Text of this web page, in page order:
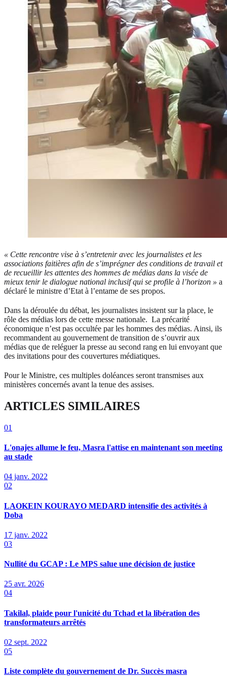
« Cette rencontre vise à s’entretenir avec les journalistes et les
associations faitières afin de s’imprégner des conditions de travail et
de recueillir les attentes des hommes de médias dans la visée de
mieux tenir le dialogue national inclusif qui se profile à l’horizon » a
déclaré le ministre d’Etat à l’entame de ses propos.
Dans la déroulée du débat, les journalistes insistent sur la place, le
rôle des médias lors de cette messe nationale. La précarité
économique n’est pas occultée par les hommes des médias. Ainsi, ils
recommandent au gouvernement de transition de s’ouvrir aux
médias que de reléguer la presse au second rang en lui envoyant que
des invitations pour des couvertures médiatiques.
Pour le Ministre, ces multiples doléances seront transmises aux
ministères concernés avant la tenue des assises.
ARTICLES SIMILAIRES
01
L'onajes allume le feu, Masra l'attise en maintenant son meeting
au stade
04 janv. 2022
02
LAOKEIN KOURAYO MEDARD intensifie des activités à
Doba
17 janv. 2022
03
Nullité du GCAP : Le MPS salue une décision de justice
25 avr. 2026
04
Takilal, plaide pour l'unicité du Tchad et la libération des
transformateurs arrêtés
02 sept. 2022
05
Liste complète du gouvernement de Dr. Succès masra